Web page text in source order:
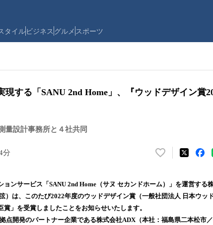
タイルビジネス グルメ スポーツ
現する「SANU 2nd Home」、『ウッドデザイン賞
量設計事務所と４社共同
分
い
！
数
読
ンサービス「SANU 2nd Home（サヌ セカンドホーム）」を運営する
）は、このたび2022年度のウッドデザイン賞（一般社団法人 日本ウッ
」を受賞しましたことをお知らせいたします。
点開発のパートナー企業である株式会社ADX（本社：福島県二本松市